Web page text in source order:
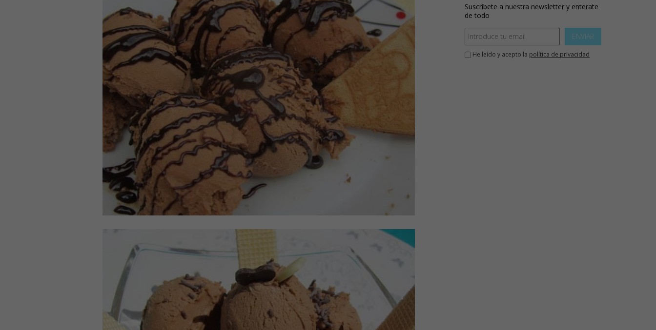
Suscríbete a nuestra newsletter y enterate
de todo
ENVIAR
He leído y acepto la política de privacidad